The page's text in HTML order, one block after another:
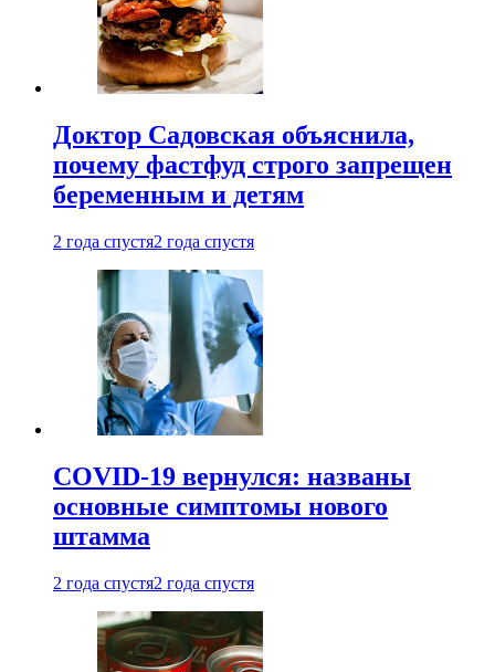
Доктор Садовская объяснила,
почему фастфуд строго запрещен
беременным и детям
2 года спустя2 года спустя
COVID-19 вернулся: названы
основные симптомы нового
штамма
2 года спустя2 года спустя